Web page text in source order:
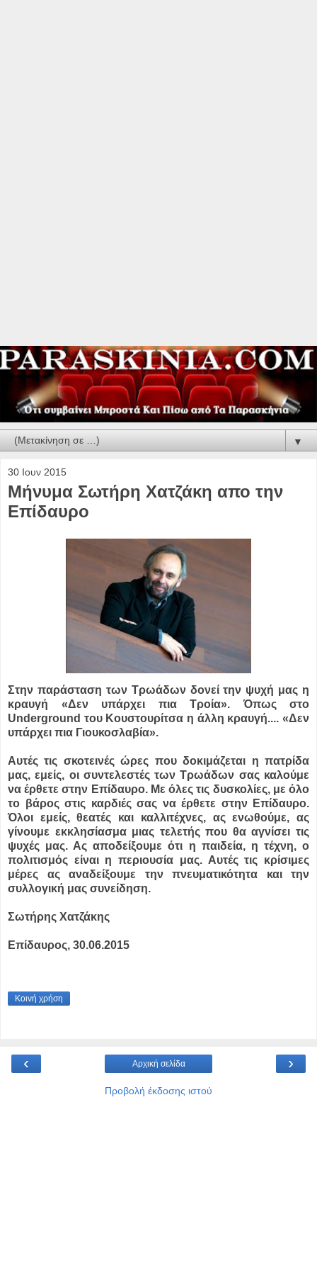
▼
30 Ιουν 2015
Μήνυμα Σωτήρη Χατζάκη απο την
Επίδαυρο
Στην παράσταση των Τρωάδων δονεί την ψυχή μας η
κραυγή «Δεν υπάρχει πια Τροία». Όπως στο
Underground του Κουστουρίτσα η άλλη κραυγή.... «Δεν
υπάρχει πια Γιουκοσλαβία».
Αυτές τις σκοτεινές ώρες που δοκιμάζεται η πατρίδα
μας, εμείς, οι συντελεστές των Τρωάδων σας καλούμε
να έρθετε στην Επίδαυρο. Με όλες τις δυσκολίες, με όλο
το βάρος στις καρδιές σας να έρθετε στην Επίδαυρο.
Όλοι εμείς, θεατές και καλλιτέχνες, ας ενωθούμε, ας
γίνουμε εκκλησίασμα μιας τελετής που θα αγνίσει τις
ψυχές μας. Ας αποδείξουμε ότι η παιδεία, η τέχνη, ο
πολιτισμός είναι η περιουσία μας. Αυτές τις κρίσιμες
μέρες ας αναδείξουμε την πνευματικότητα και την
συλλογική μας συνείδηση.
Σωτήρης Χατζάκης
Επίδαυρος, 30.06.2015
Κοινή χρήση
‹ ›
Αρχική σελίδα
Προβολή έκδοσης ιστού